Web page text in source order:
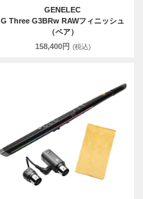
GENELEC
G Three G3BRw RAWフィニッシュ
（ペア）
158,400円 (税込)